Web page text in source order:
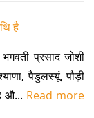
प्रसाद जोशी
पैडुलस्यूं, पौड़ी
औ... Read more